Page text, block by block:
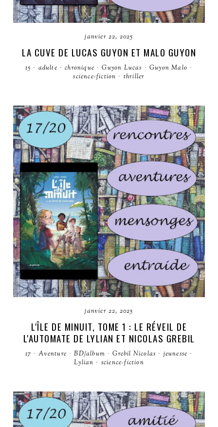
janvier 22, 2025
LA CUVE DE LUCAS GUYON ET MALO GUYON
15 · adulte · chronique · Guyon Lucas · Guyon Malo ·
science-fiction · thriller
janvier 22, 2025
L'ÎLE DE MINUIT, TOME 1 : LE RÉVEIL DE
L'AUTOMATE DE LYLIAN ET NICOLAS GREBIL
17 · Aventure · BD/album · Grebil Nicolas · jeunesse ·
Lylian · science-fiction